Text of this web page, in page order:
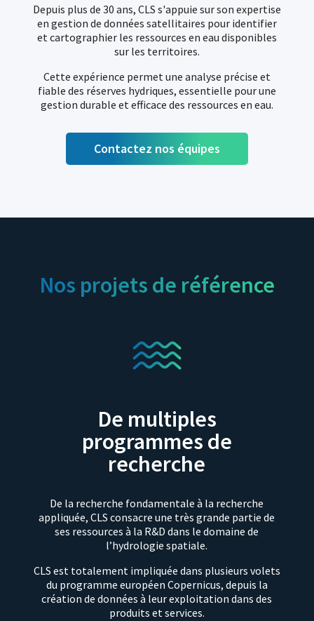
Depuis plus de 30 ans, CLS s'appuie sur son expertise
en gestion de données satellitaires pour identifier
et cartographier les ressources en eau disponibles
sur les territoires.
Cette expérience permet une analyse précise et
fiable des réserves hydriques, essentielle pour une
gestion durable et efficace des ressources en eau.
Contactez nos équipes
Nos projets de référence
De multiples
programmes de
recherche
De la recherche fondamentale à la recherche
appliquée, CLS consacre une très grande partie de
ses ressources à la R&D dans le domaine de
l’hydrologie spatiale.
CLS est totalement impliquée dans plusieurs volets
du programme européen Copernicus, depuis la
création de données à leur exploitation dans des
produits et services.